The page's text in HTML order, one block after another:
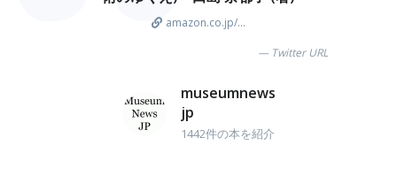
amazon.co.jp/...
Twitter URL
museumnews
jp
1442件の本を紹介